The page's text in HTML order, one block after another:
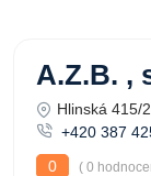
A.Z.B. ,
Hlinská 415/
+420 387
0
( 0